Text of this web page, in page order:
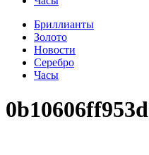
Бриллианты
Золото
Новости
Серебро
Часы